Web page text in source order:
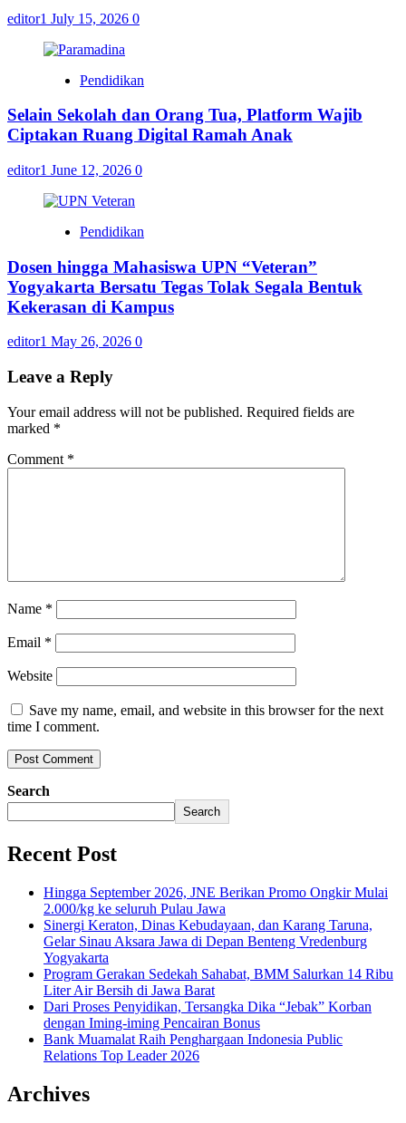
editor1 July 15, 2026 0
Pendidikan
Selain Sekolah dan Orang Tua, Platform Wajib
Ciptakan Ruang Digital Ramah Anak
editor1 June 12, 2026 0
Pendidikan
Dosen hingga Mahasiswa UPN “Veteran”
Yogyakarta Bersatu Tegas Tolak Segala Bentuk
Kekerasan di Kampus
editor1 May 26, 2026 0
Leave a Reply
Your email address will not be published. Required fields are
marked *
Comment *
Name *
Email *
Website
Save my name, email, and website in this browser for the next
time I comment.
Search
Search
Recent Post
Hingga September 2026, JNE Berikan Promo Ongkir Mulai
2.000/kg ke seluruh Pulau Jawa
Sinergi Keraton, Dinas Kebudayaan, dan Karang Taruna,
Gelar Sinau Aksara Jawa di Depan Benteng Vredenburg
Yogyakarta
Program Gerakan Sedekah Sahabat, BMM Salurkan 14 Ribu
Liter Air Bersih di Jawa Barat
Dari Proses Penyidikan, Tersangka Dika “Jebak” Korban
dengan Iming-iming Pencairan Bonus
Bank Muamalat Raih Penghargaan Indonesia Public
Relations Top Leader 2026
Archives